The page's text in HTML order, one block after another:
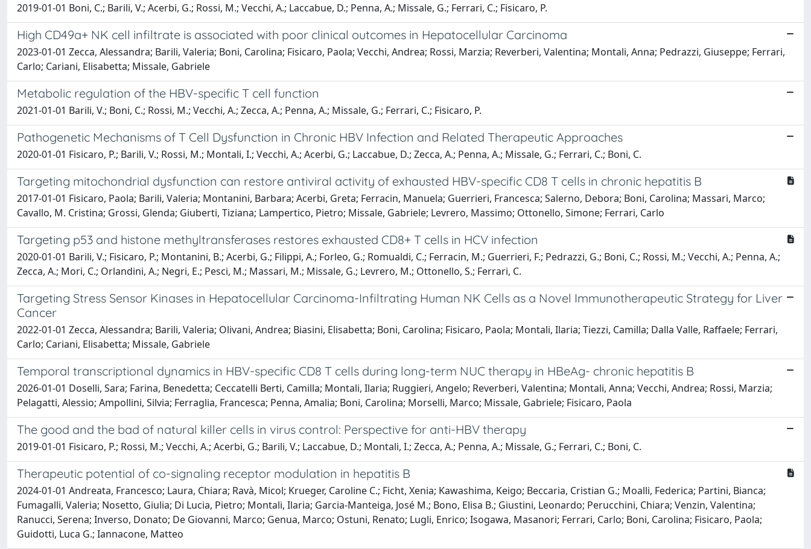
2019-01-01 Boni, C.; Barili, V.; Acerbi, G.; Rossi, M.; Vecchi, A.; Laccabue, D.; Penna, A.; Missale, G.; Ferrari, C.; Fisicaro, P.
High CD49a+ NK cell infiltrate is associated with poor clinical outcomes in Hepatocellular Carcinoma
2023-01-01 Zecca, Alessandra; Barili, Valeria; Boni, Carolina; Fisicaro, Paola; Vecchi, Andrea; Rossi, Marzia; Reverberi, Valentina; Montali, Anna; Pedrazzi, Giuseppe; Ferrari,
Carlo; Cariani, Elisabetta; Missale, Gabriele
Metabolic regulation of the HBV-specific T cell function
2021-01-01 Barili, V.; Boni, C.; Rossi, M.; Vecchi, A.; Zecca, A.; Penna, A.; Missale, G.; Ferrari, C.; Fisicaro, P.
Pathogenetic Mechanisms of T Cell Dysfunction in Chronic HBV Infection and Related Therapeutic Approaches
2020-01-01 Fisicaro, P.; Barili, V.; Rossi, M.; Montali, I.; Vecchi, A.; Acerbi, G.; Laccabue, D.; Zecca, A.; Penna, A.; Missale, G.; Ferrari, C.; Boni, C.
Targeting mitochondrial dysfunction can restore antiviral activity of exhausted HBV-specific CD8 T cells in chronic hepatitis B
2017-01-01 Fisicaro, Paola; Barili, Valeria; Montanini, Barbara; Acerbi, Greta; Ferracin, Manuela; Guerrieri, Francesca; Salerno, Debora; Boni, Carolina; Massari, Marco;
Cavallo, M. Cristina; Grossi, Glenda; Giuberti, Tiziana; Lampertico, Pietro; Missale, Gabriele; Levrero, Massimo; Ottonello, Simone; Ferrari, Carlo
Targeting p53 and histone methyltransferases restores exhausted CD8+ T cells in HCV infection
2020-01-01 Barili, V.; Fisicaro, P.; Montanini, B.; Acerbi, G.; Filippi, A.; Forleo, G.; Romualdi, C.; Ferracin, M.; Guerrieri, F.; Pedrazzi, G.; Boni, C.; Rossi, M.; Vecchi, A.; Penna, A.;
Zecca, A.; Mori, C.; Orlandini, A.; Negri, E.; Pesci, M.; Massari, M.; Missale, G.; Levrero, M.; Ottonello, S.; Ferrari, C.
Targeting Stress Sensor Kinases in Hepatocellular Carcinoma-Infiltrating Human NK Cells as a Novel Immunotherapeutic Strategy for Liver
Cancer
2022-01-01 Zecca, Alessandra; Barili, Valeria; Olivani, Andrea; Biasini, Elisabetta; Boni, Carolina; Fisicaro, Paola; Montali, Ilaria; Tiezzi, Camilla; Dalla Valle, Raffaele; Ferrari,
Carlo; Cariani, Elisabetta; Missale, Gabriele
Temporal transcriptional dynamics in HBV-specific CD8 T cells during long-term NUC therapy in HBeAg- chronic hepatitis B
2026-01-01 Doselli, Sara; Farina, Benedetta; Ceccatelli Berti, Camilla; Montali, Ilaria; Ruggieri, Angelo; Reverberi, Valentina; Montali, Anna; Vecchi, Andrea; Rossi, Marzia;
Pelagatti, Alessio; Ampollini, Silvia; Ferraglia, Francesca; Penna, Amalia; Boni, Carolina; Morselli, Marco; Missale, Gabriele; Fisicaro, Paola
The good and the bad of natural killer cells in virus control: Perspective for anti-HBV therapy
2019-01-01 Fisicaro, P.; Rossi, M.; Vecchi, A.; Acerbi, G.; Barili, V.; Laccabue, D.; Montali, I.; Zecca, A.; Penna, A.; Missale, G.; Ferrari, C.; Boni, C.
Therapeutic potential of co-signaling receptor modulation in hepatitis B
2024-01-01 Andreata, Francesco; Laura, Chiara; Ravà, Micol; Krueger, Caroline C.; Ficht, Xenia; Kawashima, Keigo; Beccaria, Cristian G.; Moalli, Federica; Partini, Bianca;
Fumagalli, Valeria; Nosetto, Giulia; Di Lucia, Pietro; Montali, Ilaria; Garcia-Manteiga, José M.; Bono, Elisa B.; Giustini, Leonardo; Perucchini, Chiara; Venzin, Valentina;
Ranucci, Serena; Inverso, Donato; De Giovanni, Marco; Genua, Marco; Ostuni, Renato; Lugli, Enrico; Isogawa, Masanori; Ferrari, Carlo; Boni, Carolina; Fisicaro, Paola;
Guidotti, Luca G.; Iannacone, Matteo